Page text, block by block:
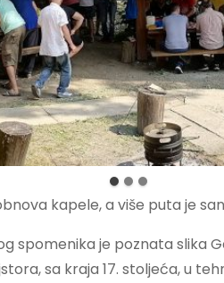
kapele, a više puta je
spomenika je poznata slika
sa kraja 17. stoljeća, u